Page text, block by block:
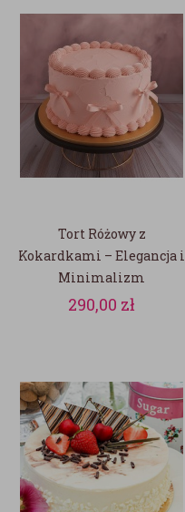
Tort Różowy z
Kokardkami – Elegancja i
Minimalizm
290,00 zł